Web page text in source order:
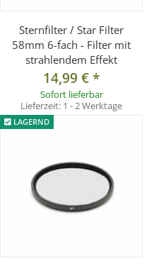
Sternfilter / Star Filter
58mm 6-fach - Filter mit
strahlendem Effekt
14,99 €*
Sofort lieferbar
Lieferzeit: 1 - 2 Werktage
LAGERND